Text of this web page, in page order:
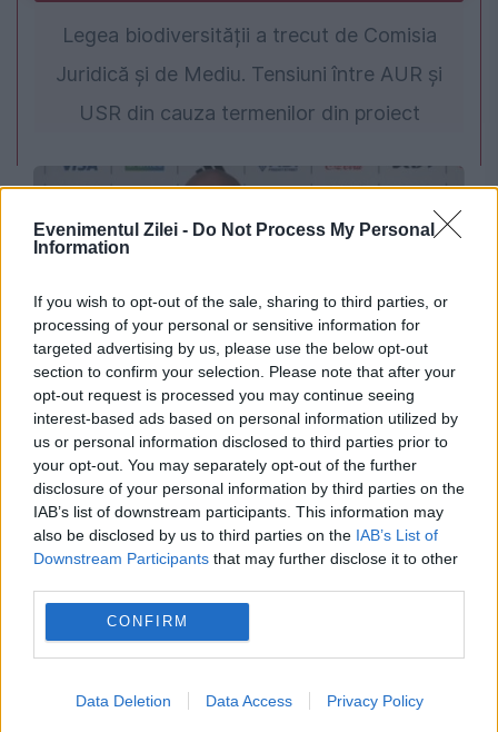
Evenimentul Zilei - Do Not Process My Personal
Information
If you wish to opt-out of the sale, sharing to third parties, or
processing of your personal or sensitive information for
targeted advertising by us, please use the below opt-out
section to confirm your selection. Please note that after your
opt-out request is processed you may continue seeing
interest-based ads based on personal information utilized by
us or personal information disclosed to third parties prior to
your opt-out. You may separately opt-out of the further
disclosure of your personal information by third parties on the
IAB’s list of downstream participants. This information may
also be disclosed by us to third parties on the IAB’s List of
Downstream Participants that may further disclose it to other
CONFIRM
Data Deletion Data Access Privacy Policy
Legea biodiversității a trecut de Comisia
Juridică și de Mediu. Tensiuni între AUR și
USR din cauza termenilor din proiect
SPORT
Gianni Infantino primește un colac de salvare
din Africa în mijlocul crizei de la FIFA